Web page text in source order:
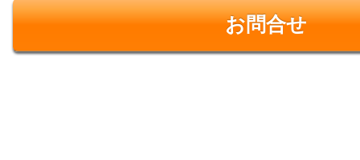
お問合せ